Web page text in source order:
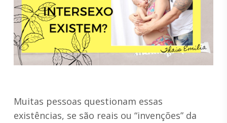
Muitas pessoas questionam essas
existências, se são reais ou “invenções” da